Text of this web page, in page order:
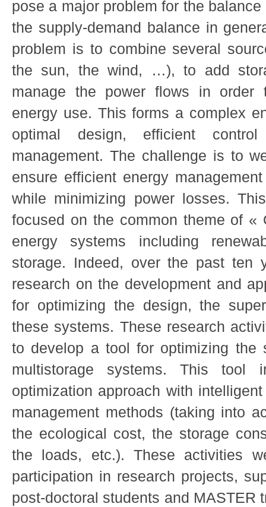
pose a major problem for the
the supply-demand balance in
problem is to combine several
the sun, the wind, …), to add
manage the power flows in order
energy use. This forms a complex
optimal design, efficient
management. The challenge is to
ensure efficient energy
while minimizing power losses.
focused on the common theme of «
energy systems including
storage. Indeed, over the past ten
research on the development and
for optimizing the design, the
these systems. These research
to develop a tool for optimizing the
multistorage systems. This tool
optimization approach with
management methods (taking into
the ecological cost, the storage
the loads, etc.). These activities
participation in research projects,
post-doctoral students and MASTER